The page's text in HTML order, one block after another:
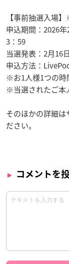
【事前抽選入場
申込期間：2026
3：59
当選発表：2月16
申込方法：
※お1人様1つの時
※当選されたご本
そのほかの詳細
ださい。
コメントを